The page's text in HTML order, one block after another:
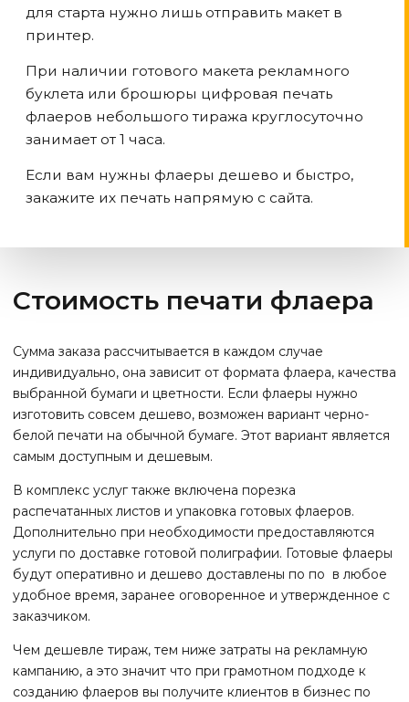
для старта нужно лишь отправить макет в
принтер.
При наличии готового макета рекламного
буклета или брошюры цифровая печать
флаеров небольшого тиража круглосуточно
занимает от 1 часа.
Если вам нужны флаеры дешево и быстро,
закажите их печать напрямую с сайта.
Стоимость печати флаера
Сумма заказа рассчитывается в каждом случае
индивидуально, она зависит от формата флаера, качества
выбранной бумаги и цветности. Если флаеры нужно
изготовить совсем дешево, возможен вариант черно-
белой печати на обычной бумаге. Этот вариант является
самым доступным и дешевым.
В комплекс услуг также включена порезка
распечатанных листов и упаковка готовых флаеров.
Дополнительно при необходимости предоставляются
услуги по доставке готовой полиграфии. Готовые флаеры
будут оперативно и дешево доставлены по по в любое
удобное время, заранее оговоренное и утвержденное с
заказчиком.
Чем дешевле тираж, тем ниже затраты на рекламную
кампанию, а это значит что при грамотном подходе к
созданию флаеров вы получите клиентов в бизнес по